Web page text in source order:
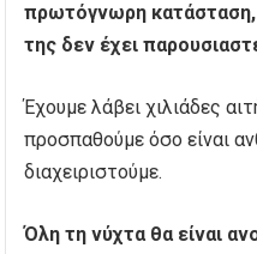
πρωτόγνωρη κατάσταση,
της δεν έχει
Έχουμε λάβει χιλιάδες
προσπαθούμε όσο είναι
διαχειριστούμε.
Όλη τη νύχτα θα είναι